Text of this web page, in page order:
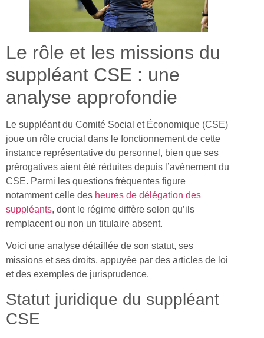
Le rôle et les missions du
suppléant CSE : une
analyse approfondie
Le suppléant du Comité Social et Économique (CSE)
joue un rôle crucial dans le fonctionnement de cette
instance représentative du personnel, bien que ses
prérogatives aient été réduites depuis l’avènement du
CSE. Parmi les questions fréquentes figure
notamment celle des heures de délégation des
suppléants, dont le régime diffère selon qu’ils
remplacent ou non un titulaire absent.
Voici une analyse détaillée de son statut, ses
missions et ses droits, appuyée par des articles de loi
et des exemples de jurisprudence.
Statut juridique du suppléant
CSE